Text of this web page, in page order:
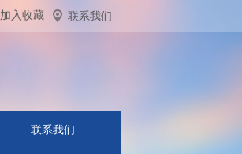
联系我们
加入收藏
联系我们